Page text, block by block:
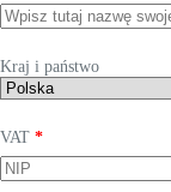
Kraj i państwo
VAT *